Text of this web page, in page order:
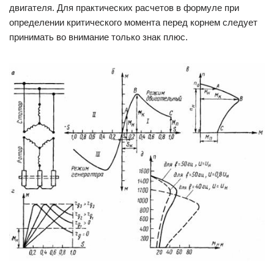
двигателя. Для практических расчетов в формуле при
определении критического момента перед корнем следует
принимать во внимание только знак плюс.